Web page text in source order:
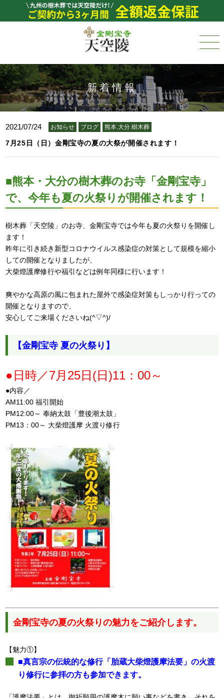
新着情報
2021/07/24 お知らせ ブログ 熊本.大分.樹木葬
7月25日（日）金剛宝寺の夏の大祭が開催されます！
■熊本・大分の樹木葬のお寺「金剛宝寺」
で、今年も夏の火祭りが開催されます！
樹木葬「天空陵」のお寺、金剛宝寺では今年も夏の火祭りを開催し
ます！
昨年に引き続き新型コロナウイルス感染症の対策として規模を縮小
しての開催となりましたが、
大柴燈護摩修行や福引などは例年同様に行います！
爽やかな高原の風に包まれた屋外で感染症対策もしっかり行っての
開催となりますので、
安心してご来場くださいね(^▽^)/
【金剛宝寺 夏の火祭り】
●日時／7月25日(日)11：00～
●内容／
AM11:00 福引開始
PM12:00～ 奉納太鼓「豊後潮太鼓」
PM13：00～ 大柴燈護摩 火渡り修行
金剛宝寺の夏の火祭りの魅力をご紹介します。
【魅力①】
■真言宗の伝統的な修行「胎蔵大柴燈護摩法要」の火渡
り修行に参拝の方も参加できます。